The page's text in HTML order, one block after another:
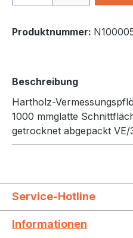
Produktnummer:
Beschreibung
Hartholz-
1000 mmglatte
getrocknet abgepackt
Service-Hotline
Informationen